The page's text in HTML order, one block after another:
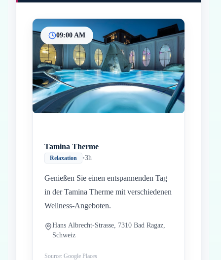
InicioParadas intermedias
Final
09:00 AM
Tamina Therme
Relaxation •3h
Genießen Sie einen entspannenden Tag
in der Tamina Therme mit verschiedenen
Wellness-Angeboten.
Hans Albrecht-Strasse, 7310 Bad Ragaz,
Schweiz
Source: Google Places